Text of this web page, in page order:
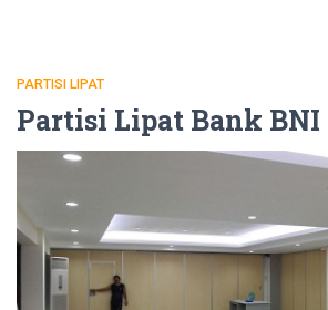
PARTISI LIPAT
Partisi Lipat Bank BNI